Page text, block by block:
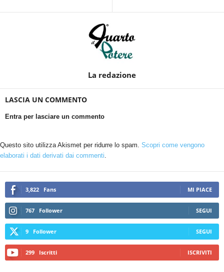
La redazione
LASCIA UN COMMENTO
Entra per lasciare un commento
Questo sito utilizza Akismet per ridurre lo spam. Scopri come vengono
elaborati i dati derivati dai commenti
3,822 Fans MI PIACE
767 Follower SEGUI
9 Follower SEGUI
299 Iscritti ISCRIVITI